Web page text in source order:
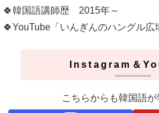
🍀韓国語講師歴 2015年～
🍀YouTube「いんぎんのハングル広
Instagram＆
こちらからも韓国語が